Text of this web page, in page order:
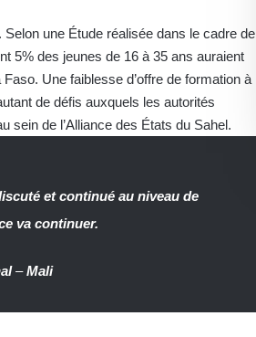
une Étude réalisée dans le cadre de
5% des jeunes de 16 à 35 ans auraient
Une faiblesse d’offre de formation à
de défis auxquels les autorités
sein de l’Alliance des États du Sahel.
et continué au niveau de
va continuer.
–Mali